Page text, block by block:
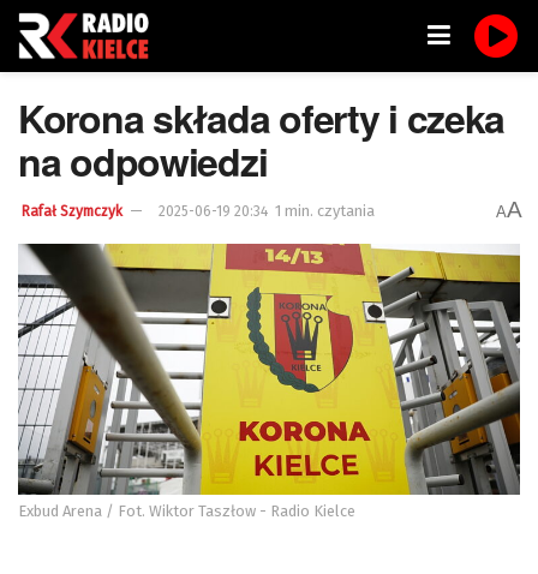
Korona składa oferty i czeka
na odpowiedzi
Rafał Szymczyk 2025-06-19 20:34 1 min. czytania AA
Exbud Arena / Fot. Wiktor Taszłow - Radio Kielce